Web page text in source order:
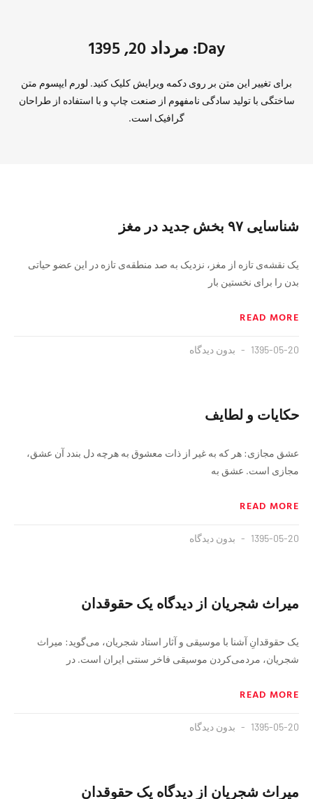
Day: مرداد 20, 1395
برای تغییر این متن بر روی دکمه ویرایش کلیک کنید. لورم ایپسوم متن
ساختگی با تولید سادگی نامفهوم از صنعت چاپ و با استفاده از طراحان
گرافیک است.
شناسایی ۹۷ بخش جدید در مغز
یک نقشه‌ی تازه از مغز، نزدیک به صد منطقه‌ی تازه در این عضو حیاتی
بدن را برای نخستین بار
READ MORE
1395-05-20 بدون دیدگاه
حکایات و لطایف
عشق مجازى: هر كه به غير از ذات معشوق به هرچه دل بندد آن عشق،
مجازى است. عشق به
READ MORE
1395-05-20 بدون دیدگاه
میراث شجریان از دیدگاه یک حقوقدان
یک حقوقدانِ آشنا با موسیقی و آثار استاد شجریان، می‌گوید: میراث
شجریان، مردمی‌کردن موسیقی فاخر سنتی ایران است. در
READ MORE
1395-05-20 بدون دیدگاه
میراث شجریان از دیدگاه یک حقوقدان